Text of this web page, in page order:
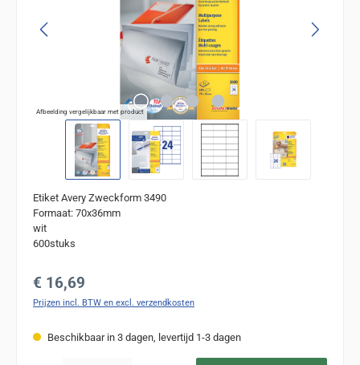
Afbeelding vergelijkbaar met product
Etiket Avery Zweckform 3490
Formaat: 70x36mm
wit
600stuks
Normale prijs:
€ 16,69
Prijzen incl. BTW en excl. verzendkosten
Beschikbaar in 3 dagen, levertijd 1-3 dagen